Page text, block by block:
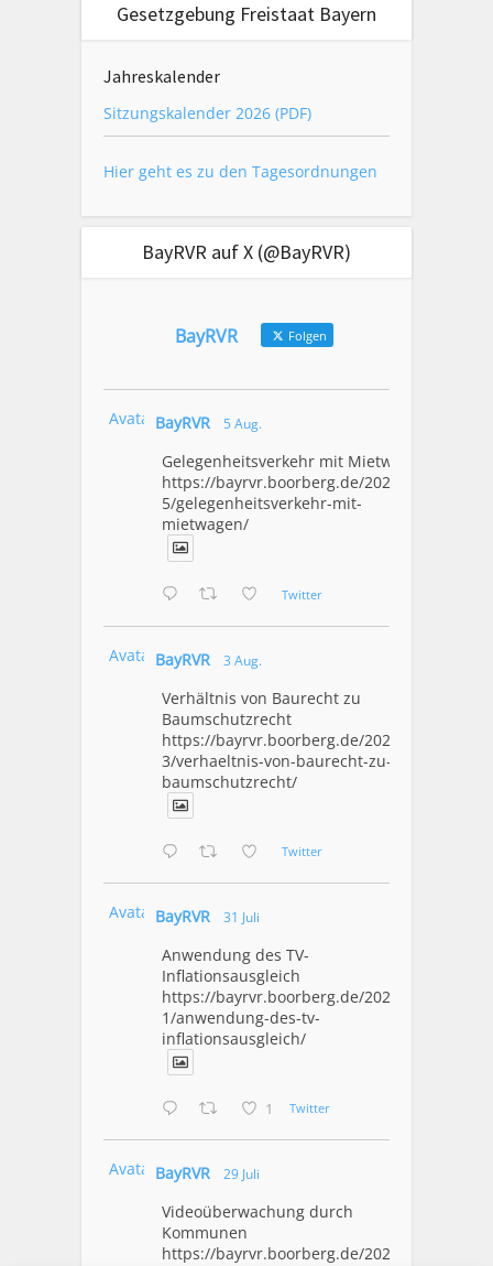
Gesetzgebung Freistaat Bayern
Jahreskalender
Sitzungskalender 2026 (PDF)
Hier geht es zu den Tagesordnungen
BayRVR auf X (@BayRVR)
BayRVR Folgen
Avatar BayRVR 5 Aug.
Gelegenheitsverkehr mit Mietwagen
https://bayrvr.boorberg.de/2026/08/0
5/gelegenheitsverkehr-mit-
mietwagen/
Twitter
Avatar BayRVR 3 Aug.
Verhältnis von Baurecht zu
Baumschutzrecht
https://bayrvr.boorberg.de/2026/08/0
3/verhaeltnis-von-baurecht-zu-
baumschutzrecht/
Twitter
Avatar BayRVR 31 Juli
Anwendung des TV-
Inflationsausgleich
https://bayrvr.boorberg.de/2026/07/3
1/anwendung-des-tv-
inflationsausgleich/
1 Twitter
Avatar BayRVR 29 Juli
Videoüberwachung durch
Kommunen
https://bayrvr.boorberg.de/2026/07/2